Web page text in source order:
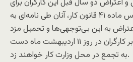
و اعتراض دو سال قبل این کارگران برای
تعیین حداقل مزد بر اساس ماده ۴۱ قانون کار، آنان طی نامه‌ای به
اعتراض به این بی‌توجهی‌ها و تحمیل مزد
چندین برابر زیر خط فقر بر کارگران در روز ۱۱ اردیبهشت ماه دست
به تجمع در محل وزارت کار خواهند زد.